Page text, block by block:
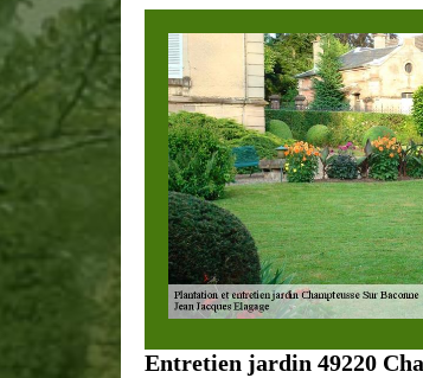
Entretien jardin 49220